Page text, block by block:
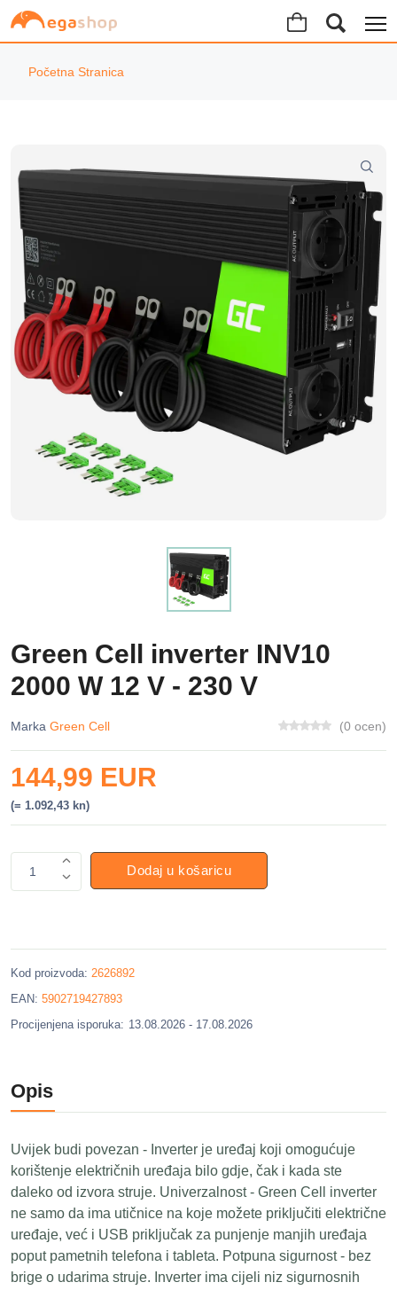
Početna Stranica
Green Cell inverter INV10
2000 W 12 V - 230 V
Marka Green Cell (0 ocen)
144,99 EUR
(= 1.092,43 kn)
1 Dodaj u košaricu
Kod proizvoda: 2626892
EAN: 5902719427893
Procijenjena isporuka: 13.08.2026 - 17.08.2026
Opis
Uvijek budi povezan - Inverter je uređaj koji omogućuje
korištenje električnih uređaja bilo gdje, čak i kada ste
daleko od izvora struje. Univerzalnost - Green Cell inverter
ne samo da ima utičnice na koje možete priključiti električne
uređaje, već i USB priključak za punjenje manjih uređaja
poput pametnih telefona i tableta. Potpuna sigurnost - bez
brige o udarima struje. Inverter ima cijeli niz sigurnosnih